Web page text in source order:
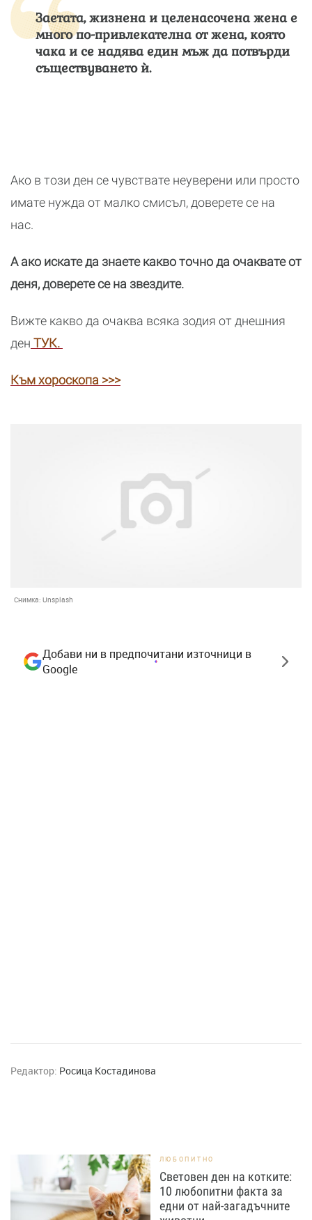
Заетата, жизнена и целенасочена жена е
много по-привлекателна от жена, която
чака и се надява един мъж да потвърди
съществуването ѝ.
Ако в този ден се чувствате неуверени или просто
имате нужда от малко смисъл, доверете се на
нас.
А ако искате да знаете какво точно да очаквате от
деня, доверете се на звездите.
Вижте какво да очаква всяка зодия от днешния
ден ТУК.
Към хороскопа >>>
Снимка: Unsplash
Добави ни в предпочитани източници в
Google
Редактор: Росица Костадинова
ЛЮБОПИТНО
Световен ден на котките:
10 любопитни факта за
едни от най-загадъчните